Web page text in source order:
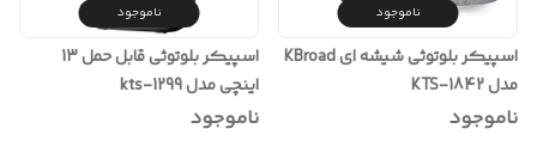
ناموجود
اسپیکر بلوتوثی شیشه ای KBroad
مدل KTS-1842
ناموجود
ناموجود
اسپیکر بلوتوثی قابل حمل 13
اینچی مدل kts-1299
ناموجود